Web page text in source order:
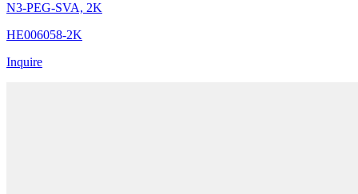
N3-PEG-SVA, 2K
HE006058-2K
Inquire